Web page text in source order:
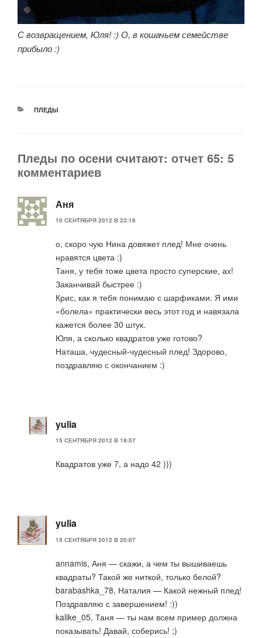
С возвращением, Юля! :) О, в кошачьем семействе
прибыло :)
РУБРИКИ
ПЛЕДЫ
Пледы по осени считают: отчет 65: 5
комментариев
Аня
10 СЕНТЯБРЯ 2012 В 22:18
о, скоро чую Нина довяжет плед! Мне очень
нравятся цвета :)
Таня, у тебя тоже цвета просто суперские, ах!
Заканчивай быстрее :)
Крис, как я тебя понимаю с шарфиками. Я ими
«болела» практически весь этот год и навязала
кажется более 30 штук.
Юля, а сколько квадратов уже готово?
Наташа, чудесный-чудесный плед! Здорово,
поздравляю с окончанием :)
yulia
15 СЕНТЯБРЯ 2012 В 19:57
Квадратов уже 7, а надо 42 )))
yulia
15 СЕНТЯБРЯ 2012 В 20:07
annamis, Аня — скажи, а чем ты вышиваешь
квадраты? Такой же ниткой, только белой?
barabashka_78, Наталия — Какой нежный плед!
Поздравляю с завершением! :))
kalike_05, Таня — ты нам всем пример должна
показывать! Давай, соберись! ;)